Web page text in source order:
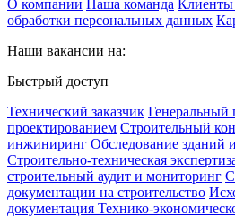
О компании Наша команда Клиенты
обработки персональных данных
Наши вакансии на:
Быстрый доступ
Технический заказчик Генеральный
проектированием Строительный
инжиниринг Обследование зданий
Строительно-техническая
строительный аудит и мониторинг
документации на строительство
документация Технико-